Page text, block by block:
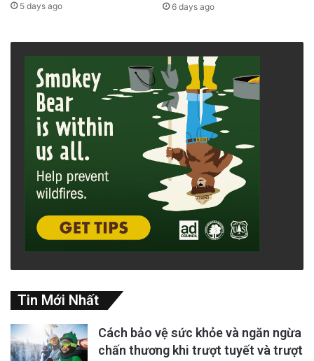
5 days ago 6 days ago
Tin Mới Nhất
Cách bảo vệ sức khỏe và ngăn ngừa
chấn thương khi trượt tuyết và trượt